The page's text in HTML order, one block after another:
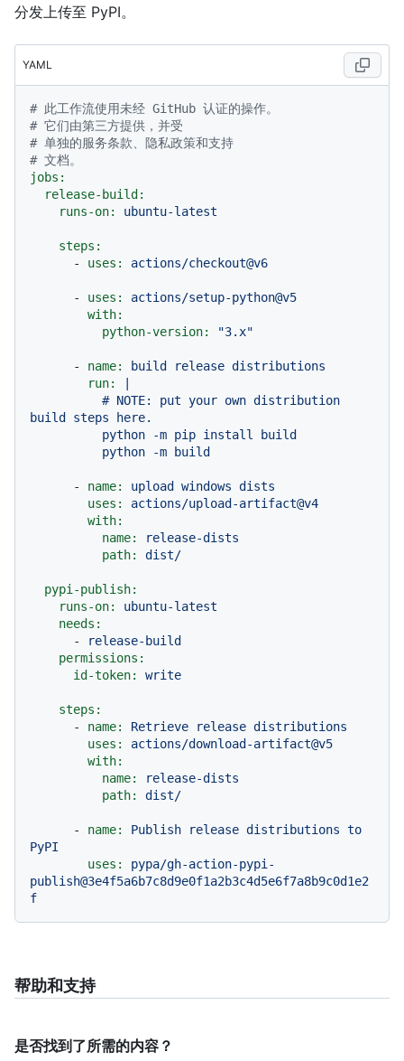
分发上传至 PyPI。
YAML
# 此工作流使用未经 GitHub 认证的操作。
# 它们由第三方提供，并受
# 单独的服务条款、隐私政策和支持
# 文档。
jobs:
release-build:
runs-on:
ubuntu-latest
steps:
-
uses: actions/checkout@v6
- uses:
actions/setup-python@v5
with:
python-version:
"3.x"
- name: build release distributions
run:
build steps here.
- name: upload windows dists
uses:
actions/upload-artifact@v4
with:
name:
release-dists
path:
dist/
pypi-publish:
runs-on:
ubuntu-latest
needs:
-
release-build
permissions:
id-token:
write
steps:
-
name: Retrieve release distributions
uses:
actions/download-artifact@v5
with:
name:
release-dists
path:
dist/
- name: Publish release distributions to
PyPI
uses:
pypa/gh-action-pypi-
publish@3e4f5a6b7c8d9e0f1a2b3c4d5e6f7a8b9c0d1e2
f
帮助和支持
是否找到了所需的内容？